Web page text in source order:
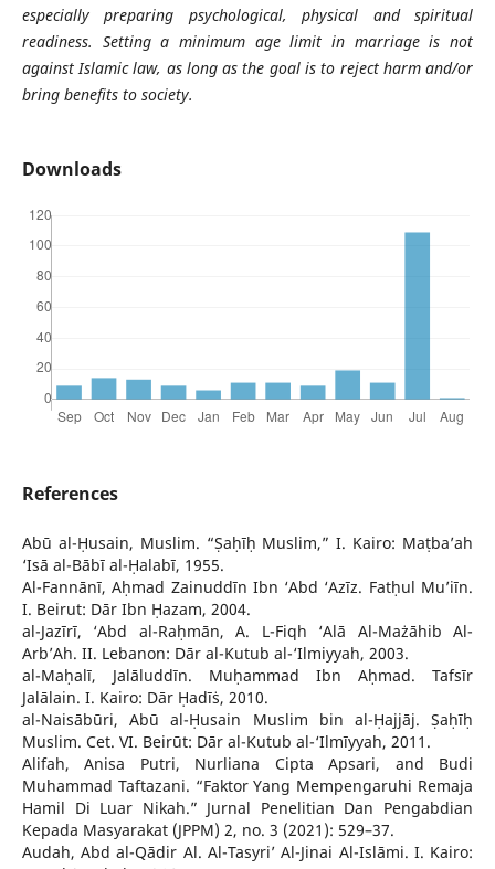
especially preparing psychological, physical and spiritual
readiness. Setting a minimum age limit in marriage is not
against Islamic law, as long as the goal is to reject harm and/or
bring benefits to society.
Downloads
References
Abū al-Ḥusain, Muslim. “Ṣaḥīḥ Muslim,” I. Kairo: Maṭba’ah
‘Isā al-Bābī al-Ḥalabī, 1955.
Al-Fannānī, Aḥmad Zainuddīn Ibn ‘Abd ‘Azīz. Fatḥul Mu’iīn.
I. Beirut: Dār Ibn Ḥazam, 2004.
al-Jazīrī, ‘Abd al-Raḥmān, A. L-Fiqh ‘Alā Al-Mażāhib Al-
Arb’Ah. II. Lebanon: Dār al-Kutub al-‘Ilmiyyah, 2003.
al-Maḥalī, Jalāluddīn. Muḥammad Ibn Aḥmad. Tafsīr
Jalālain. I. Kairo: Dār Ḥadīṡ, 2010.
al-Naisābūri, Abū al-Ḥusain Muslim bin al-Ḥajjāj. Ṣaḥīḥ
Muslim. Cet. VI. Beirūt: Dār al-Kutub al-‘Ilmīyyah, 2011.
Alifah, Anisa Putri, Nurliana Cipta Apsari, and Budi
Muhammad Taftazani. “Faktor Yang Mempengaruhi Remaja
Hamil Di Luar Nikah.” Jurnal Penelitian Dan Pengabdian
Kepada Masyarakat (JPPM) 2, no. 3 (2021): 529–37.
Audah, Abd al-Qādir Al. Al-Tasyri’ Al-Jinai Al-Islāmi. I. Kairo: